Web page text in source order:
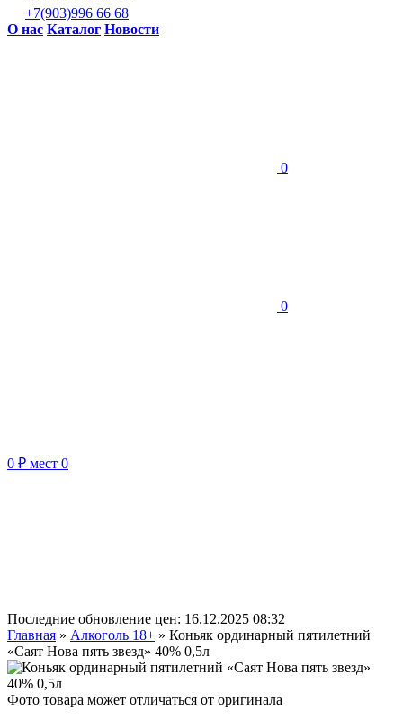
+7(903)996 66 68
О нас Каталог Новости
0
0
0 ₽ мест 0
Последние обновление цен: 16.12.2025 08:32
Главная » Алкоголь 18+ » Коньяк ординарный пятилетний
«Саят Нова пять звезд» 40% 0,5л
Фото товара может отличаться от оригинала